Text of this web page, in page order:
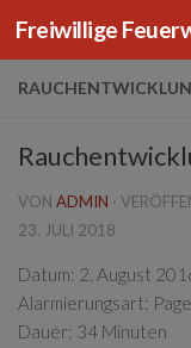
Zum Inhalt
Freiwillige
VON ADMIN ·
23. JULI 2018
Datum: 2. August
Alarmierungsart:
Dauer: 34 Minuten